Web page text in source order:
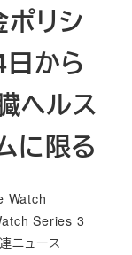
リシ
から
ヘルス
に限る
Watch
Series 3
ニュース